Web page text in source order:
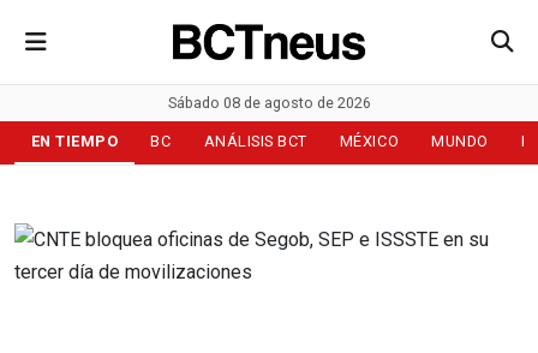
Sábado 08 de agosto de 2026
EN TIEMPO BC ANÁLISIS BCT MÉXICO MUNDO